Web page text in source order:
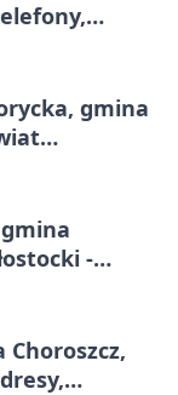
gmina
-
Choroszcz,